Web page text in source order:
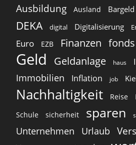
Ausbildung Ausland Bargeld
DEKA digital Digitalisierung
Euro EZB Finanzen fonds
Geld Geldanlage haus
Immobilien Inflation job
Nachhaltigkeit Reise
Schule sicherheit sparen
Unternehmen Urlaub